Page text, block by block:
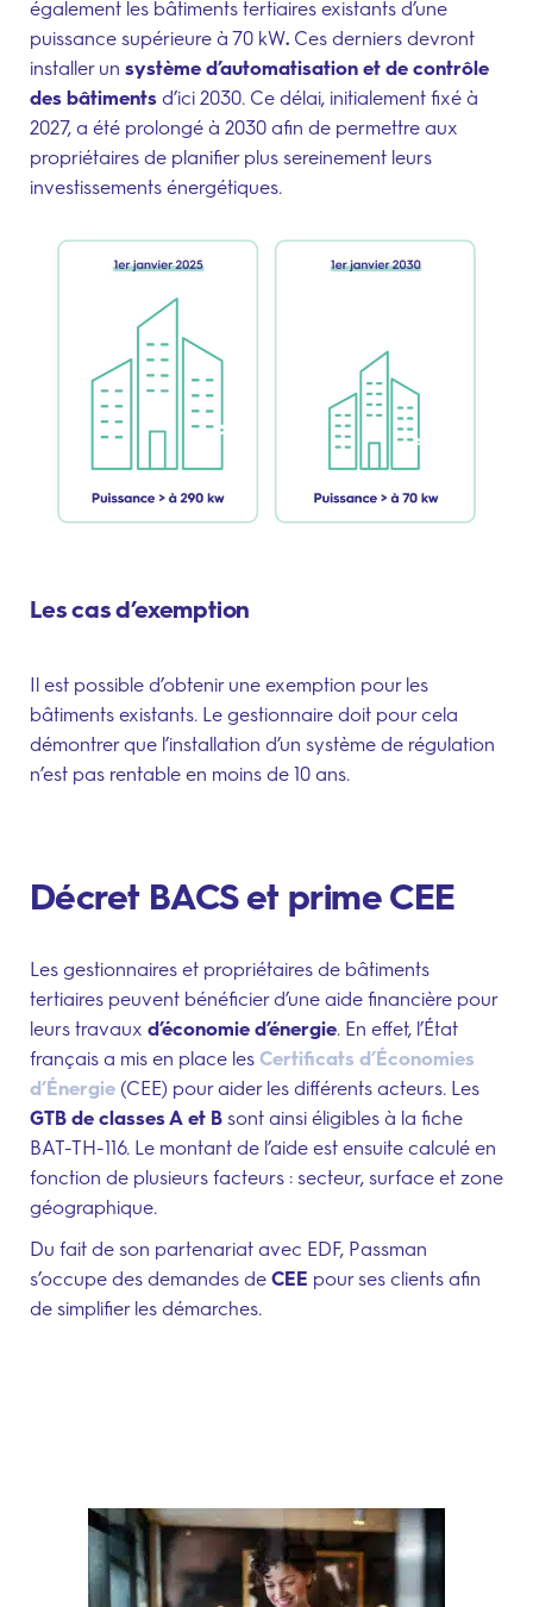
Suivez-nous sur
également les bâtiments tertiaires existants d’une
puissance supérieure à 70 kW. Ces derniers devront
installer un système d’automatisation et de contrôle
des bâtiments d’ici 2030. Ce délai, initialement fixé à
2027, a été prolongé à 2030 afin de permettre aux
propriétaires de planifier plus sereinement leurs
investissements énergétiques.
Les cas d’exemption
Il est possible d’obtenir une exemption pour les
bâtiments existants. Le gestionnaire doit pour cela
démontrer que l’installation d’un système de régulation
n’est pas rentable en moins de 10 ans.
Décret BACS et prime CEE
Les gestionnaires et propriétaires de bâtiments
tertiaires peuvent bénéficier d’une aide financière pour
leurs travaux d’économie d’énergie. En effet, l’État
français a mis en place les Certificats d’Économies
d’Énergie (CEE) pour aider les différents acteurs. Les
GTB de classes A et B sont ainsi éligibles à la fiche
BAT-TH-116. Le montant de l’aide est ensuite calculé en
fonction de plusieurs facteurs : secteur, surface et zone
géographique.
Du fait de son partenariat avec EDF, Passman
s’occupe des demandes de CEE pour ses clients afin
de simplifier les démarches.